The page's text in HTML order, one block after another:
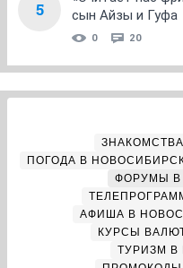
5
сын Айзы и Гуфа
0 20
ПОГОДА В
ФОРУМЫ В
АФИША В
КУРСЫ
ТУРИЗМ В